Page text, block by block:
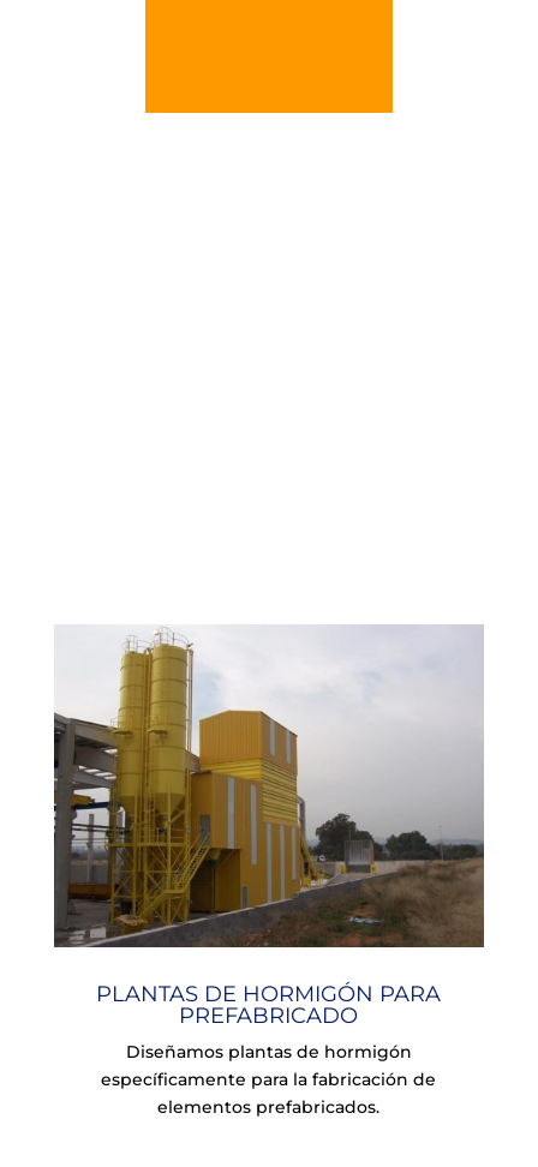
PLANTAS DE HORMIGÓN PARA
PREFABRICADO
Diseñamos plantas de hormigón
específicamente para la fabricación de
elementos prefabricados.